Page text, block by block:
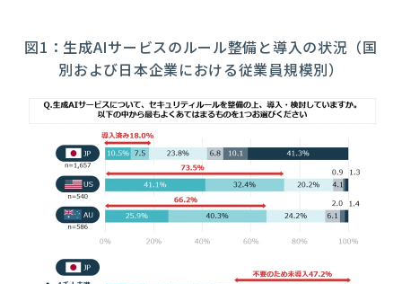
図1 ：生成AIサービスのルール整備と導入の状況（国
別および日本企業における従業員規模別）